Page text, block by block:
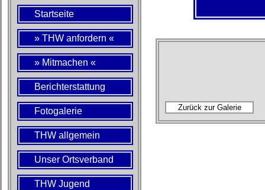
Startseite
» THW anfordern «
» Mitmachen «
Berichterstattung
Fotogalerie
THW allgemein
Unser Ortsverband
THW Jugend